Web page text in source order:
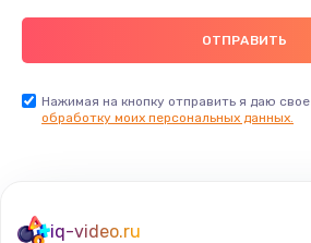
Заказать
Нажимая на кнопку отправить я даю свое
обработку моих персональных данных.
iq-video.ru